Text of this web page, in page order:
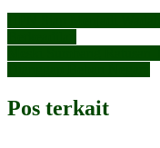
Pos terkait